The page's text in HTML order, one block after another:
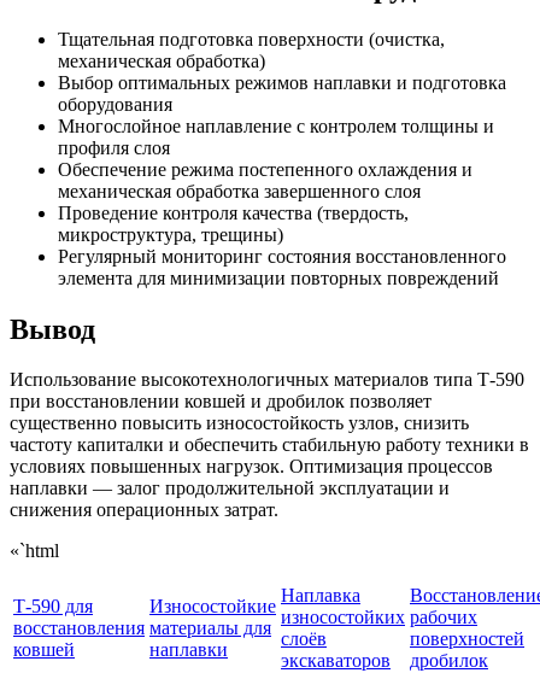
Тщательная подготовка поверхности (очистка,
механическая обработка)
Выбор оптимальных режимов наплавки и подготовка
оборудования
Многослойное наплавление с контролем толщины и
профиля слоя
Обеспечение режима постепенного охлаждения и
механическая обработка завершенного слоя
Проведение контроля качества (твердость,
микроструктура, трещины)
Регулярный мониторинг состояния восстановленного
элемента для минимизации повторных повреждений
Вывод
Использование высокотехнологичных материалов типа Т-590
при восстановлении ковшей и дробилок позволяет
существенно повысить износостойкость узлов, снизить
частоту капиталки и обеспечить стабильную работу техники в
условиях повышенных нагрузок. Оптимизация процессов
наплавки — залог продолжительной эксплуатации и
снижения операционных затрат.
«`html
Т-590 для
восстановления
ковшей
Износостойкие
материалы для
наплавки
Наплавка
износостойких
слоёв
экскаваторов
рабочих
поверхностей
дробилок